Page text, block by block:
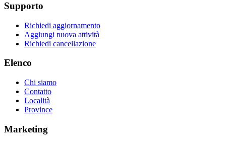
Supporto
Richiedi aggiornamento
Aggiungi nuova attività
Richiedi cancellazione
Elenco
Chi siamo
Contatto
Località
Province
Marketing